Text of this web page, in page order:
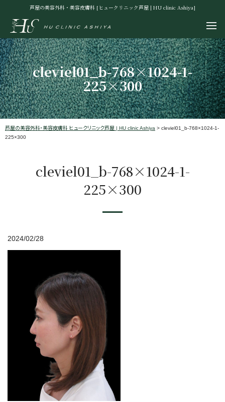
芦屋の美容外科・美容皮膚科 [ヒュークリニック芦屋 | HU clinic Ashiya]
cleviel01_b-768×1024-1-
225×300
芦屋の美容外科・美容皮膚科 ヒュークリニック芦屋 | HU clinic Ashiya > cleviel01_b-768×1024-1-
225×300
cleviel01_b-768×1024-1-
225×300
2024/02/28